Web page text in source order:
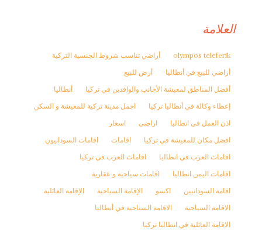
العلامة
olympos teleferik
أراضي تناسب شروط الجنسية التركية
أراضي للبيع في أنطاليا
أرض للبيع
أفضل المناطق لمعيشة الأجانب والوافدين في تركيا
أنطاليا
إعطاء وكالة في أنطاليا تركيا
اجمل مدينة تركية للمعيشة و السكن
اذن العمل في انطاليا
اراضي
اسعار
افضل مكان للمعيشة في تركيا
اقامات
اقامات السودانيون
اقامات العرب في انطاليا
اقامات العرب في تركيا
اقامات اليمن انطاليا
اقامات سياحية و عقارية
اقامة السودانيين
اكسو الإقامة السياحية
الإقامة العائلية
الاقامة السياحية
الاقامة السياحية في أنطاليا
الاقامة العائلية في انطاليا تركيا